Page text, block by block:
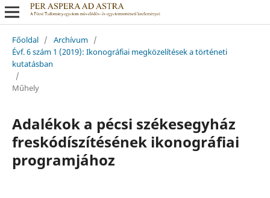
Főoldal / Archívum /
Évf. 6 szám 1 (2019): Ikonográfiai megközelítések a történeti
kutatásban
/
Műhely
Adalékok a pécsi székesegyház
freskódíszítésének ikonográfiai
programjához